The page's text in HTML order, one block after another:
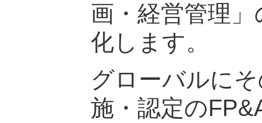
画・経営管理
化します。
グローバルに
施・認定の